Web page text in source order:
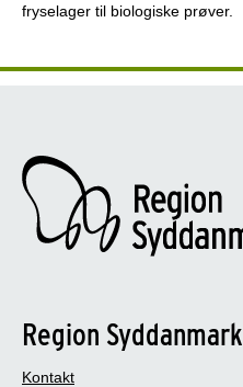
fryselager til biologiske prøver.
Region Syddanmark
Kontakt